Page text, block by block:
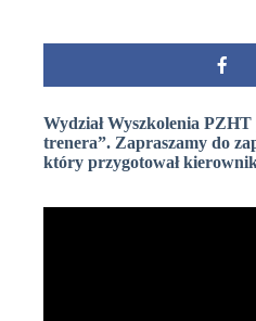
Wydział Wyszkolenia
trenera”. Zapraszamy do
który przygotował